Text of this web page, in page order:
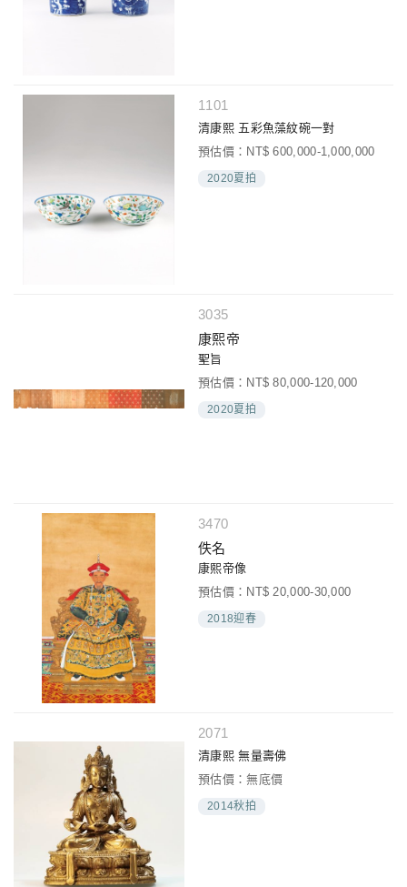
1101
清康熙 五彩魚藻紋碗一對
預估價：NT$ 600,000-1,000,000
2020夏拍
3035
康熙帝
聖旨
預估價：NT$ 80,000-120,000
2020夏拍
3470
佚名
康熙帝像
預估價：NT$ 20,000-30,000
2018迎春
2071
清康熙 無量壽佛
預估價：無底價
2014秋拍